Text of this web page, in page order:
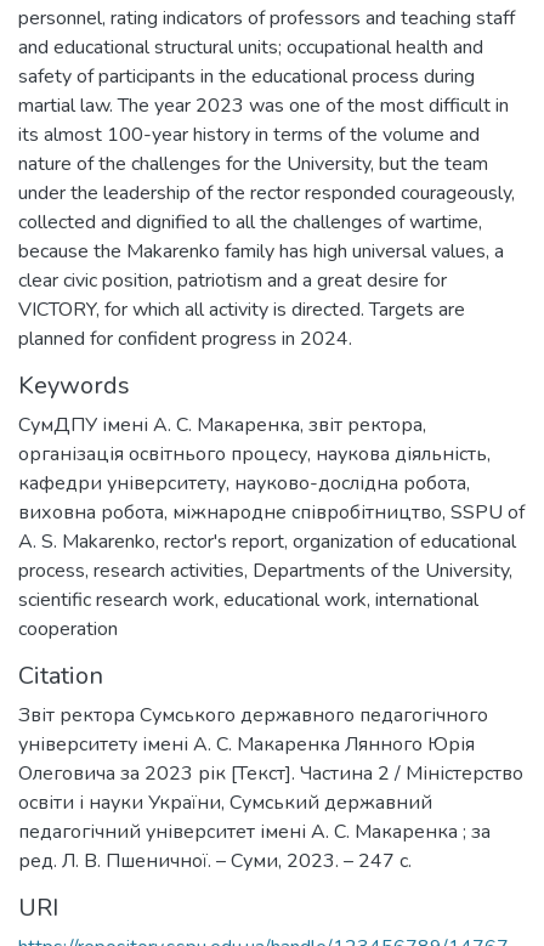
personnel, rating indicators of professors and teaching staff
and educational structural units; occupational health and
safety of participants in the educational process during
martial law. The year 2023 was one of the most difficult in
its almost 100-year history in terms of the volume and
nature of the challenges for the University, but the team
under the leadership of the rector responded courageously,
collected and dignified to all the challenges of wartime,
because the Makarenko family has high universal values, a
clear civic position, patriotism and a great desire for
VICTORY, for which all activity is directed. Targets are
planned for confident progress in 2024.
Keywords
СумДПУ імені А. С. Макаренка, звіт ректора,
організація освітнього процесу, наукова діяльність,
кафедри університету, науково-дослідна робота,
виховна робота, міжнародне співробітництво, SSPU of
A. S. Makarenko, rector's report, organization of educational
process, research activities, Departments of the University,
scientific research work, educational work, international
cooperation
Citation
Звіт ректора Сумського державного педагогічного
університету імені А. С. Макаренка Лянного Юрія
Олеговича за 2023 рік [Текст]. Частина 2 / Міністерство
освіти і науки України, Сумський державний
педагогічний університет імені А. С. Макаренка ; за
ред. Л. В. Пшеничної. – Суми, 2023. – 247 с.
URI